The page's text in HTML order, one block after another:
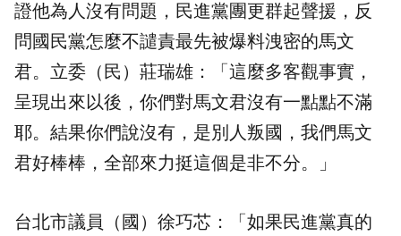
證他為人沒有問題，民進黨團更群起聲援，反
問國民黨怎麼不譴責最先被爆料洩密的馬文
君。立委（民）莊瑞雄：「這麼多客觀事實，
呈現出來以後，你們對馬文君沒有一點點不滿
耶。結果你們說沒有，是別人叛國，我們馬文
君好棒棒，全部來力挺這個是非不分。」
台北市議員（國）徐巧芯：「如果民進黨真的